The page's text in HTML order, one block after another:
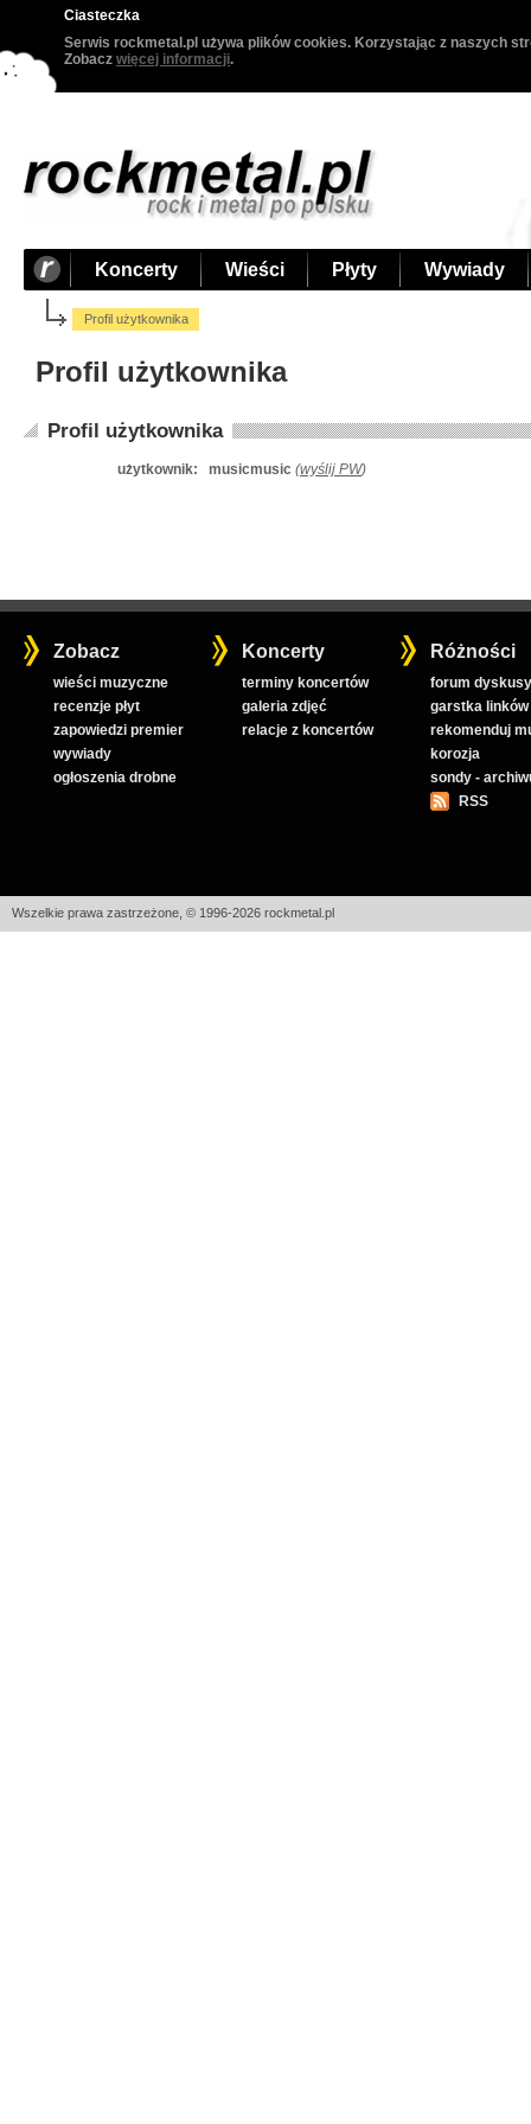
Ciasteczka
Serwis rockmetal.pl używa plików cookies. Korzystając z naszych
Zobacz więcej informacji.
Koncerty Wieści Płyty Wywiady
Profil użytkownika
Profil użytkownika
Profil użytkownika
użytkownik: musicmusic (wyślij PW)
Zobacz
wieści muzyczne
recenzje płyt
zapowiedzi premier
wywiady
ogłoszenia drobne
Koncerty
terminy koncertów
galeria zdjęć
relacje z koncertów
Różności
forum
garstka linków
rekomenduj
korozja
sondy -
RSS
Wszelkie prawa zastrzeżone, © 1996-2026 rockmetal.pl